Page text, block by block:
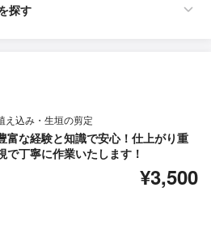
探す
え込み・生垣の剪定
富な経験と知識で安心！仕上がり重
で丁寧に作業いたします！
¥3,500